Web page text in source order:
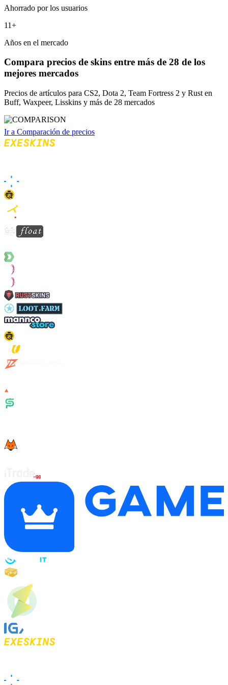
Ahorrado por los usuarios
11+
Años en el mercado
Compara precios de skins entre más de 28 de los
mejores mercados
Precios de artículos para CS2, Dota 2, Team Fortress 2 y Rust en
Buff, Waxpeer, Lisskins y más de 28 mercados
Ir a Comparación de precios